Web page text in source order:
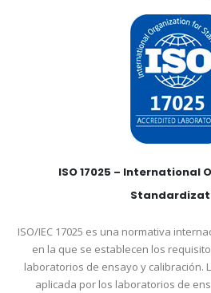
ISO 17025 – International
ISO/IEC 17025 es una normativa
en la que se establecen los
laboratorios de ensayo y calibración.
aplicada por los laboratorios de